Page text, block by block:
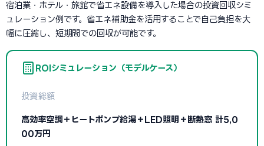
宿泊業・ホテル・旅館で省エネ設備を導入した場合の投資回収シミ
ュレーション例です。省エネ補助金を活用することで自己負担を大
幅に圧縮し、短期間での回収が可能です。
ROIシミュレーション（モデルケース）
投資総額
高効率空調＋ヒートポンプ給湯＋LED照明＋断熱窓 計5,0
00万円